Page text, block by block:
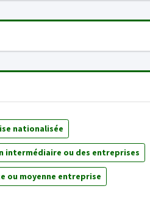
nationalisée
intermédiaire ou des entreprises
ou moyenne entreprise